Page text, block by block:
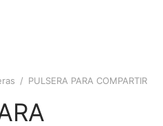
/ PULSERA PARA COMPARTIR